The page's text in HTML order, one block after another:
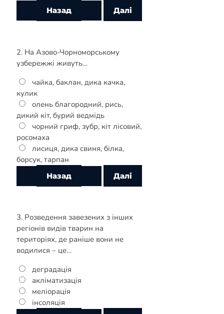
2. На Азово-Чорноморському
узбережжі живуть…
чайка, баклан, дика качка,
кулик
олень благородний, рись,
дикий кіт, бурий ведмідь
чорний гриф, зубр, кіт лісовий,
росомаха
лисиця, дика свиня, білка,
борсук, тарпан
3. Розведення завезених з інших
регіонів видів тварин на
територіях, де раніше вони не
водилися – це…
деградація
акліматизація
меліорація
інсоляція